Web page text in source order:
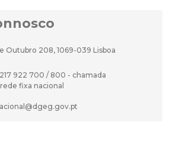
Outubro 208, 1069-039 Lisboa
217 922 700 / 800 - chamada
fixa nacional